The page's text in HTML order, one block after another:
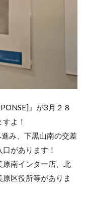
』が3月２８
よ！
み、下黒山南の交差
があります！
原南インター店、北
区役所等がありま